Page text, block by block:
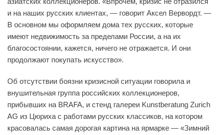
и на наших русских клиентах, — говорит Аксел Вервордт. —
В основном мы оформляем дома тех русских, которые
имеют недвижимость за пределами России, а на их
благосостоянии, кажется, ничего не отражается. И они
продолжают покупать искусство».
Об отсутствии боязни кризисной ситуации говорила и
внушительная группа российских коллекционеров,
прибывших на BRAFA, и стенд галереи Kunstberatung Zurich
AG из Цюриха с работами русских классиков, на котором
красовалась самая дорогая картина на ярмарке — «Зимний